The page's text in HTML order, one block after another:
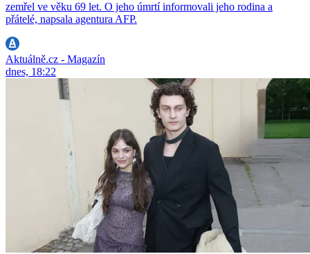
zemřel ve věku 69 let. O jeho úmrtí informovali jeho rodina a
přátelé, napsala agentura AFP.
Aktuálně.cz - Magazín
dnes, 18:22